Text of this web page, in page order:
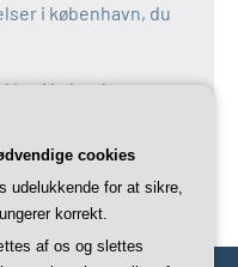
i københavn, du
i københavn
idéer i københavn
i københavn
cookies
udelukkende for at sikre,
korrekt.
af os og slettes